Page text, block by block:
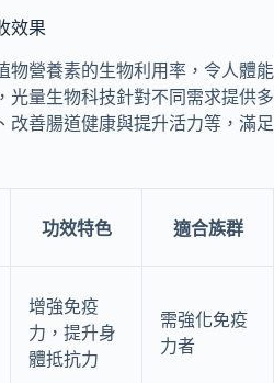
效果
物營養素的生物利用率，令人體能
光量生物科技針對不同需求提供多
改善腸道健康與提升活力等，滿足
功效特色 適合族群
增強免疫
力，提升身
體抵抗力
需強化免疫
力者